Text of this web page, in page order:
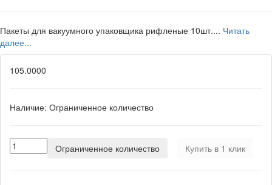
Пакеты для вакуумного упаковщика рифленые 10шт.... Читать
далее...
105.0000
Наличие: Ограниченное количество
Ограниченное количество Купить в 1 клик